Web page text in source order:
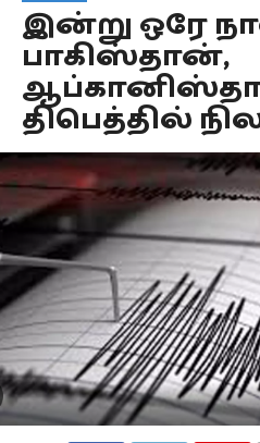
இன்று ஒரே
பாகிஸ்தான்,
திபெத்தில்